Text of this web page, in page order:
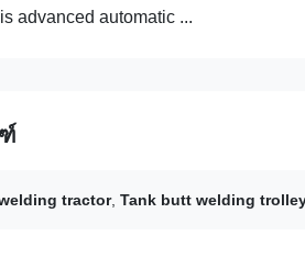
advanced automatic ...
tractor, Tank butt welding